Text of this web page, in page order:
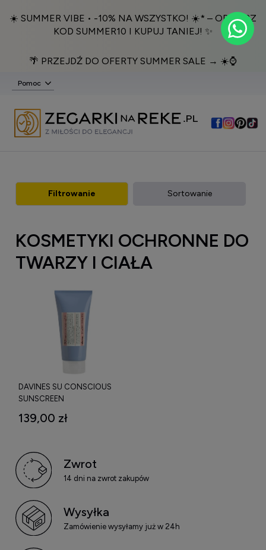
☀️ SUMMER VIBE • -10% NA WSZYSTKO! ☀️* – ODBIERZ
KOD SUMMER10 I KUPUJ TANIEJ! ✨
🌴 PRZEJDŹ DO OFERTY SUMMER SALE → ☀️⌚️
Pomoc
Filtrowanie Sortowanie
KOSMETYKI OCHRONNE DO
TWARZY I CIAŁA
DAVINES SU CONSCIOUS
SUNSCREEN
OPALANIA TWARZY I CIAŁA
139,00 zł
Zwrot
14 dni na zwrot zakupów
Wysyłka
Zamówienie wysyłamy już w 24h